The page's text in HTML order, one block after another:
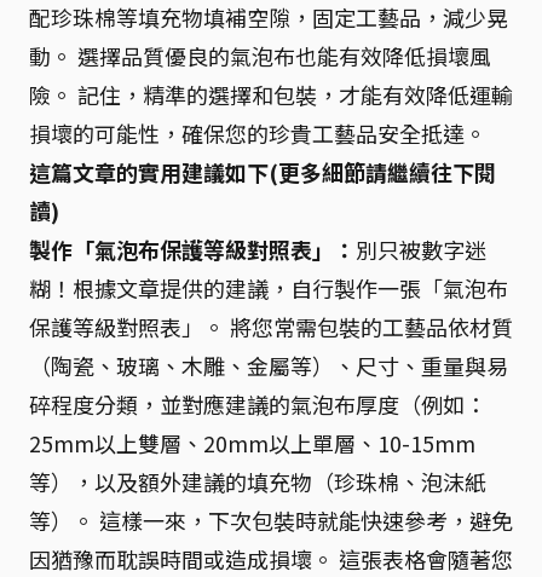
配珍珠棉等填充物填補空隙，固定工藝品，減少晃
動。 選擇品質優良的氣泡布也能有效降低損壞風
險。 記住，精準的選擇和包裝，才能有效降低運輸
損壞的可能性，確保您的珍貴工藝品安全抵達。
這篇文章的實用建議如下(更多細節請繼續往下閱
讀)
製作「氣泡布保護等級對照表」： 別只被數字迷
糊！根據文章提供的建議，自行製作一張「氣泡布
保護等級對照表」。 將您常需包裝的工藝品依材質
（陶瓷、玻璃、木雕、金屬等）、尺寸、重量與易
碎程度分類，並對應建議的氣泡布厚度（例如：
25mm以上雙層、20mm以上單層、10-15mm
等），以及額外建議的填充物（珍珠棉、泡沫紙
等）。 這樣一來，下次包裝時就能快速參考，避免
因猶豫而耽誤時間或造成損壞。 這張表格會隨著您